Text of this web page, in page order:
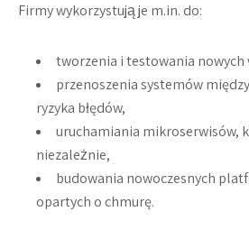
Firmy wykorzystują je m.in. do:
tworzenia i testowania nowych
przenoszenia systemów
ryzyka błędów,
uruchamiania mikroserwisów,
niezależnie,
budowania nowoczesnych
opartych o chmurę.